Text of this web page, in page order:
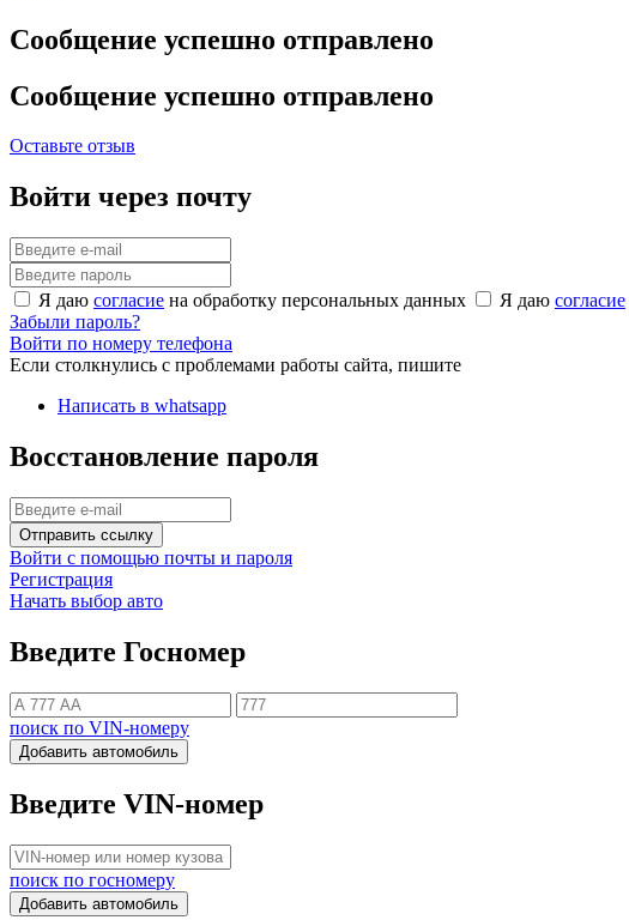
Сообщение успешно отправлено
Сообщение успешно отправлено
Оставьте отзыв
Войти через почту
Я даю согласие на обработку персональных данных Я даю согласие
Забыли пароль?
Войти по номеру телефона
Если столкнулись с проблемами работы сайта, пишите
Написать в whatsapp
Восстановление пароля
Отправить ссылку
Войти с помощью почты и пароля
Регистрация
Начать выбор авто
Введите Госномер
поиск по VIN-номеру
Добавить автомобиль
Введите VIN-номер
поиск по госномеру
Добавить автомобиль